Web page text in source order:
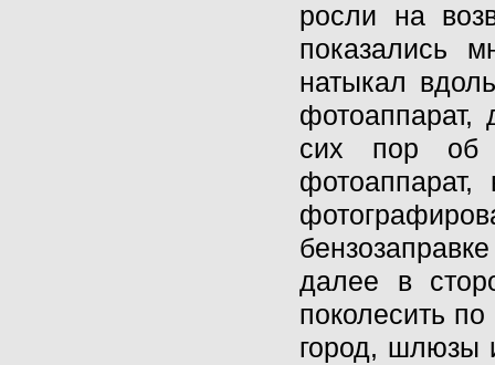
росли на
показались
натыкал
сих пор об
далее в
поколесить
город, шлюзы